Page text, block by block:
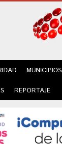
MUNICIPIOS
REPORTAJE